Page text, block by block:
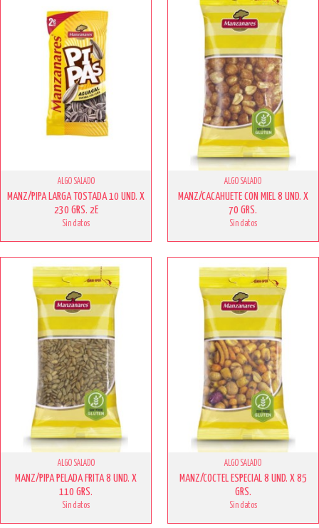
ALGO SALADO
MANZ/PIPA LARGA TOSTADA 10 UND. X
230 GRS. 2E
Sin datos
ALGO SALADO
MANZ/CACAHUETE CON MIEL 8 UND. X
70 GRS.
Sin datos
ALGO SALADO
MANZ/PIPA PELADA FRITA 8 UND. X
110 GRS.
Sin datos
ALGO SALADO
MANZ/COCTEL ESPECIAL 8 UND. X 85
GRS.
Sin datos